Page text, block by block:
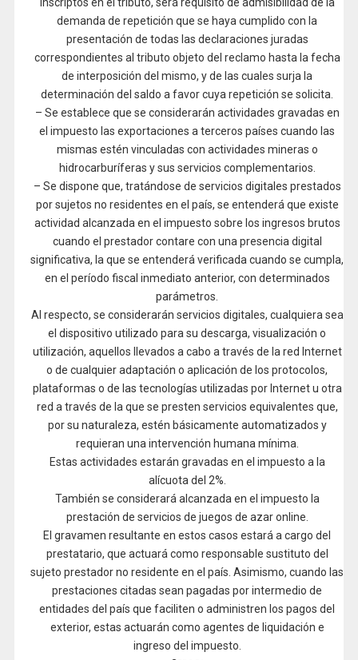
demanda de repetición que se haya cumplido con la
presentación de todas las declaraciones juradas
correspondientes al tributo objeto del reclamo hasta la fecha
de interposición del mismo, y de las cuales surja la
determinación del saldo a favor cuya repetición se solicita.
– Se establece que se considerarán actividades gravadas en
el impuesto las exportaciones a terceros países cuando las
mismas estén vinculadas con actividades mineras o
hidrocarburíferas y sus servicios complementarios.
– Se dispone que, tratándose de servicios digitales prestados
por sujetos no residentes en el país, se entenderá que existe
actividad alcanzada en el impuesto sobre los ingresos brutos
cuando el prestador contare con una presencia digital
significativa, la que se entenderá verificada cuando se cumpla,
en el período fiscal inmediato anterior, con determinados
parámetros.
Al respecto, se considerarán servicios digitales, cualquiera sea
el dispositivo utilizado para su descarga, visualización o
utilización, aquellos llevados a cabo a través de la red Internet
o de cualquier adaptación o aplicación de los protocolos,
plataformas o de las tecnologías utilizadas por Internet u otra
red a través de la que se presten servicios equivalentes que,
por su naturaleza, estén básicamente automatizados y
requieran una intervención humana mínima.
Estas actividades estarán gravadas en el impuesto a la
alícuota del 2%.
También se considerará alcanzada en el impuesto la
prestación de servicios de juegos de azar online.
El gravamen resultante en estos casos estará a cargo del
prestatario, que actuará como responsable sustituto del
sujeto prestador no residente en el país. Asimismo, cuando las
prestaciones citadas sean pagadas por intermedio de
entidades del país que faciliten o administren los pagos del
exterior, estas actuarán como agentes de liquidación e
ingreso del impuesto.